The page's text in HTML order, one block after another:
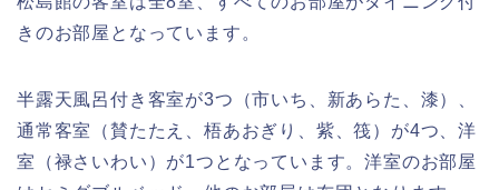
きのお部屋となっています。
半露天風呂付き客室が3つ（市いち、新あらた、漆）、
通常客室（賛たたえ、梧あおぎり、紫、筏）が4つ、洋
室（禄さいわい）が1つとなっています。洋室のお部屋